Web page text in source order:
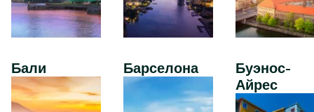
Бали Барселона
Буэнос-
Айрес